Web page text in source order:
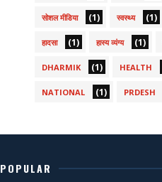
सोशल मीडिया (1) स्वस्थ्य (1)
हादसा (1) हास्य व्यंग्य (1)
DHARMIK (1) HEALTH
NATIONAL (1) PRDESH
POPULAR